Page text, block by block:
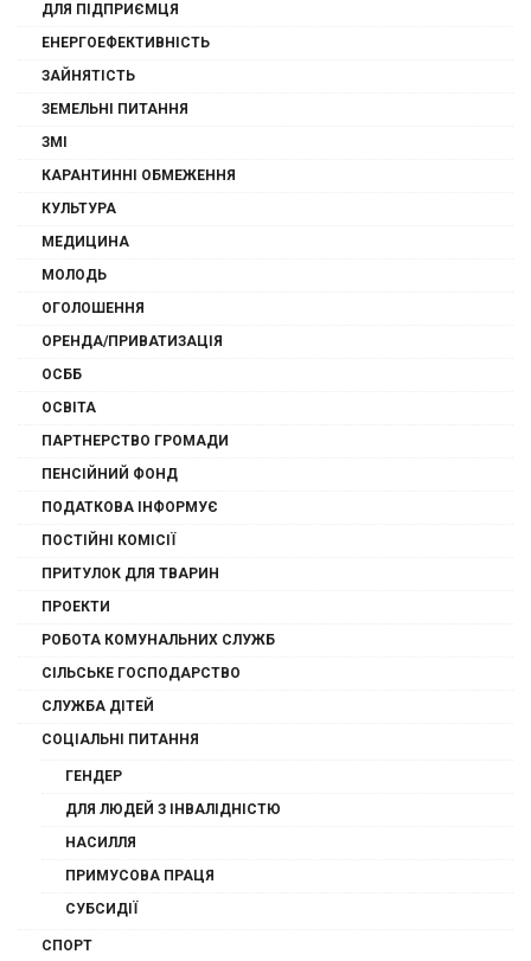
ДЛЯ ПІДПРИЄМЦЯ
ЕНЕРГОЕФЕКТИВНІСТЬ
ЗАЙНЯТІСТЬ
ЗЕМЕЛЬНІ ПИТАННЯ
ЗМІ
КАРАНТИННІ ОБМЕЖЕННЯ
КУЛЬТУРА
МЕДИЦИНА
МОЛОДЬ
ОГОЛОШЕННЯ
ОРЕНДА/ПРИВАТИЗАЦІЯ
ОСББ
ОСВІТА
ПАРТНЕРСТВО ГРОМАДИ
ПЕНСІЙНИЙ ФОНД
ПОДАТКОВА ІНФОРМУЄ
ПОСТІЙНІ КОМІСІЇ
ПРИТУЛОК ДЛЯ ТВАРИН
ПРОЕКТИ
РОБОТА КОМУНАЛЬНИХ СЛУЖБ
СІЛЬСЬКЕ ГОСПОДАРСТВО
СЛУЖБА ДІТЕЙ
СОЦІАЛЬНІ ПИТАННЯ
ГЕНДЕР
ДЛЯ ЛЮДЕЙ З ІНВАЛІДНІСТЮ
НАСИЛЛЯ
ПРИМУСОВА ПРАЦЯ
СУБСИДІЇ
СПОРТ